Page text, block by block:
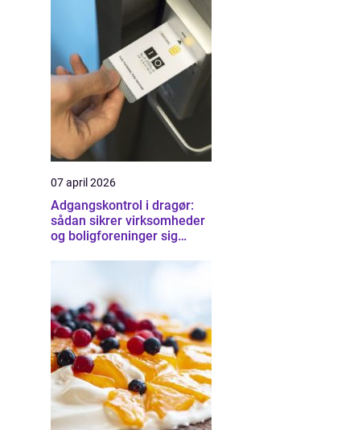
07 april 2026
Adgangskontrol i dragør:
sådan sikrer virksomheder
og boligforeninger sig